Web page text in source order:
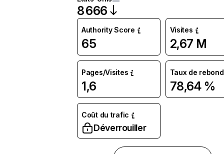
8 666
Authority Score
65
Visites
2,67 M
Pages/Visites
1,6
Taux de rebond
78,64 %
Coût du trafic
Déverrouiller